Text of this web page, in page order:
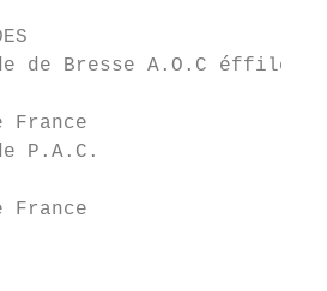
de Bresse A.O.C éffilée
France
P.A.C.
France